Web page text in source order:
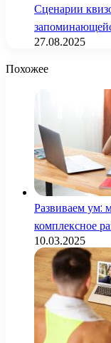
Сценарии
27.08.2025
Похожее
Развиваем ум:
комплексное
10.03.2025